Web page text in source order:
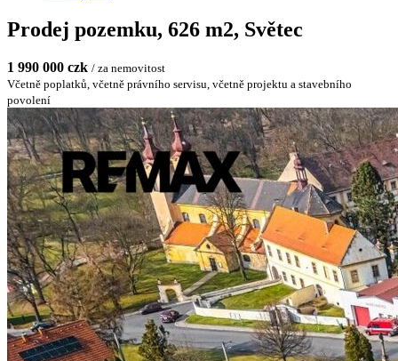
Prodej pozemku, 626 m2, Světec
1 990 000 czk / za nemovitost
Včetně poplatků, včetně právního servisu, včetně projektu a stavebního
povolení